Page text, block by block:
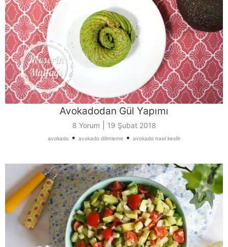
Avokadodan Gül Yapımı
8 Yorum 19 Şubat 2018
avokado• avokado dilimleme• avokado nasıl kesilir